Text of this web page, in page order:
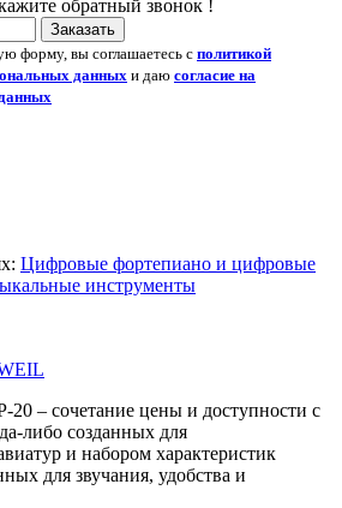
обратный звонок !
Заказать
форму, вы соглашаетесь с политикой
данных и даю согласие на
Цифровые фортепиано и цифровые
инструменты
20 – сочетание цены и доступности с
либо созданных для
и набором характеристик
для звучания, удобства и